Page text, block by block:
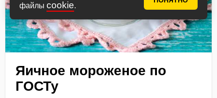
файлы cookie.
Яичное мороженое по
ГОСТу